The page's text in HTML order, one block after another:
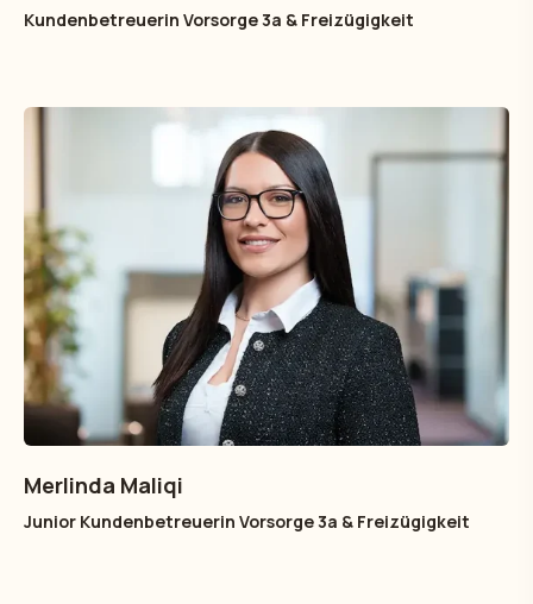
Kundenbetreuerin Vorsorge 3a & Freizügigkeit
Merlinda Maliqi
Junior Kundenbetreuerin Vorsorge 3a & Freizügigkeit